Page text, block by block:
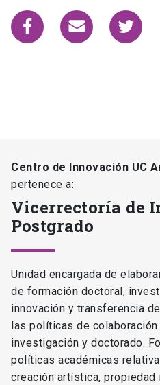
Centro de Innovación UC
pertenece a:
Vicerrectoría de
Postgrado
Unidad encargada de
de formación doctoral,
innovación y transferencia
las políticas de
investigación y doctorado.
políticas académicas
creación artística, propiedad